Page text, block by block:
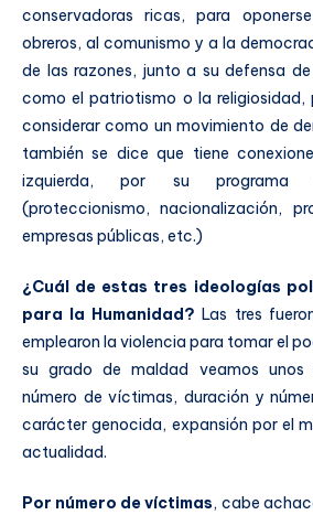
conservadoras ricas, para
obreros, al comunismo y a la
de las razones, junto a su defensa
como el patriotismo o la religiosidad,
considerar como un movimiento de
también se dice que tiene
izquierda, por su programa
(proteccionismo, nacionalización,
empresas públicas, etc.)
¿Cuál de estas tres ideologías
para la Humanidad? Las tres
emplearon la violencia para tomar el
su grado de maldad veamos unos
número de víctimas, duración y
carácter genocida, expansión por el
actualidad.
Por número de víctimas, cabe